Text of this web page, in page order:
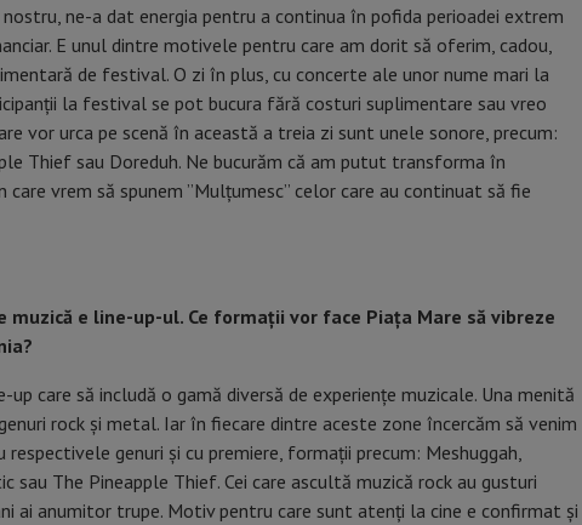
ne-a dat energia pentru a continua în pofida perioadei extrem
E unul dintre motivele pentru care am dorit să oferim, cadou,
de festival. O zi în plus, cu concerte ale unor nume mari la
la festival se pot bucura fără costuri suplimentare sau vreo
vor urca pe scenă în această a treia zi sunt unele sonore, precum:
Thief sau Doreduh. Ne bucurăm că am putut transforma în
vrem să spunem ”Mulțumesc” celor care au continuat să fie
e line-up-ul. Ce formații vor face Piața Mare să vibreze
care să includă o gamă diversă de experiențe muzicale. Una menită
rock și metal. Iar în fiecare dintre aceste zone încercăm să venim
genuri și cu premiere, formații precum: Meshuggah,
The Pineapple Thief. Cei care ascultă muzică rock au gusturi
ai anumitor trupe. Motiv pentru care sunt atenți la cine e confirmat și